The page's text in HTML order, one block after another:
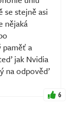
se stejně asi
nějaká
paměť a
jak Nvidia
na odpověď
6